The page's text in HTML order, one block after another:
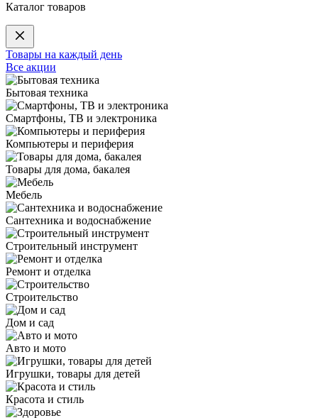
Каталог товаров
Товары на каждый день
Все акции
Бытовая техника
Смартфоны, ТВ и электроника
Компьютеры и периферия
Товары для дома, бакалея
Мебель
Сантехника и водоснабжение
Строительный инструмент
Ремонт и отделка
Строительство
Дом и сад
Авто и мото
Игрушки, товары для детей
Красота и стиль